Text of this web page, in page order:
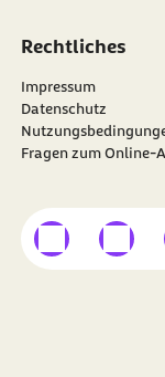
Rechtliches
Impressum
Datenschutz
Fragen zum Online-
Besuchen Sie
externer Link